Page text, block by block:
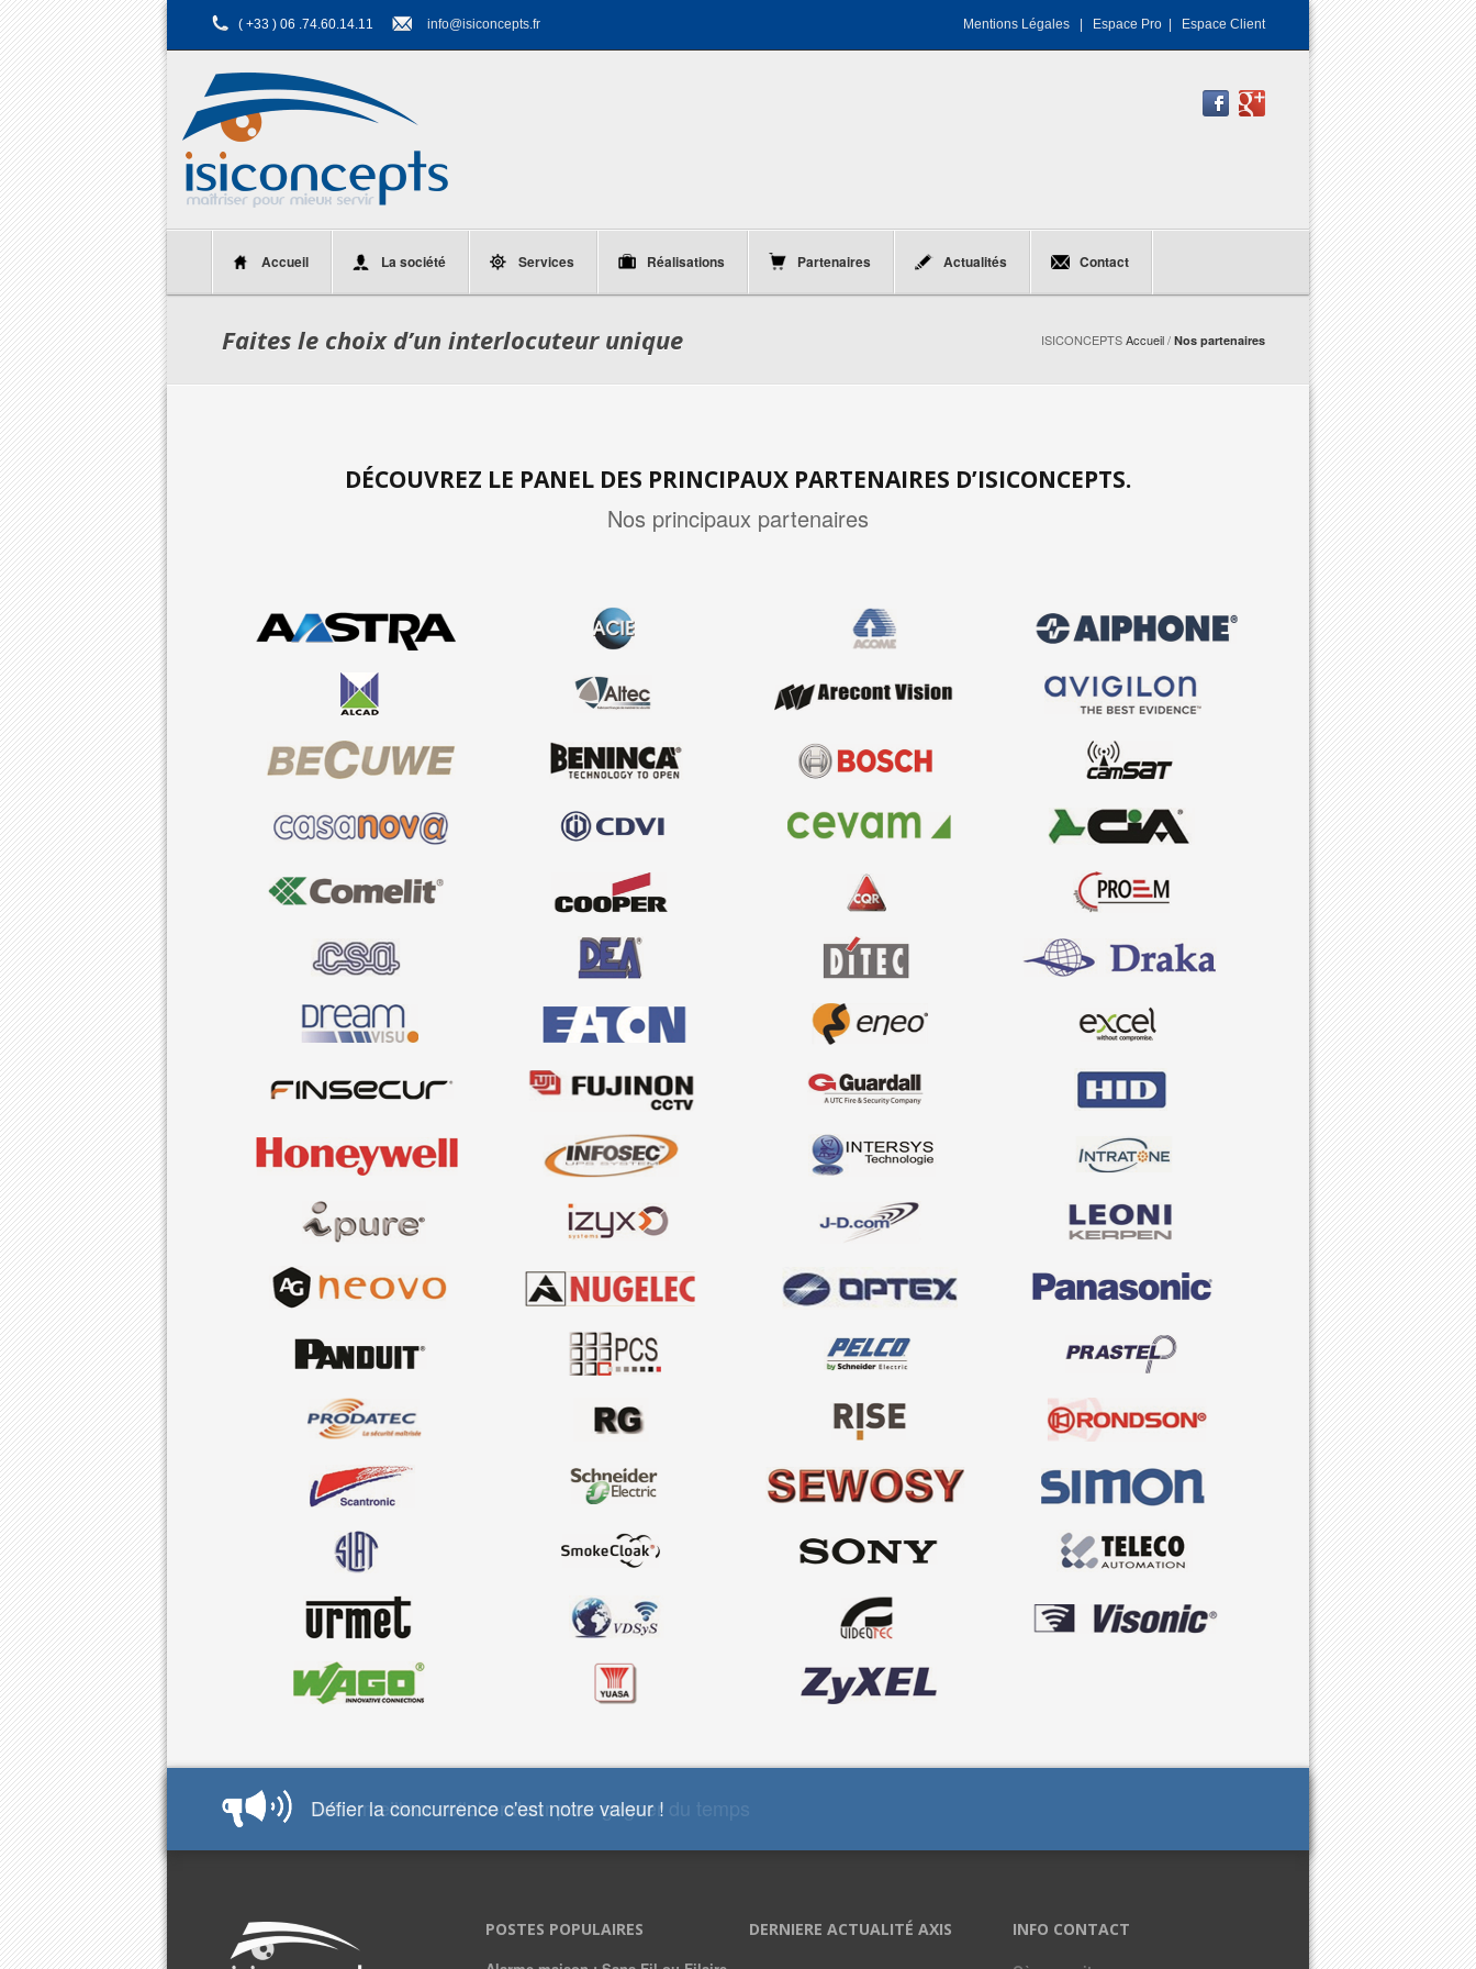
( +33 ) 06 .74.60.14.11 info@isiconcepts.fr Mentions Légales Espace Pro Espace Client
Accueil La société Services Réalisations Partenaires Actualités Contact
Faites le choix d’un interlocuteur unique ISICONCEPTSAccueil/ Nos partenaires
DÉCOUVREZ LE PANEL DES PRINCIPAUX PARTENAIRES D’ISICONCEPTS.
Nos principaux partenaires
Défier la concurrence c'est notre valeur !
POSTES POPULAIRES
DERNIERE ACTUALITÉ AXIS
INFO CONTACT